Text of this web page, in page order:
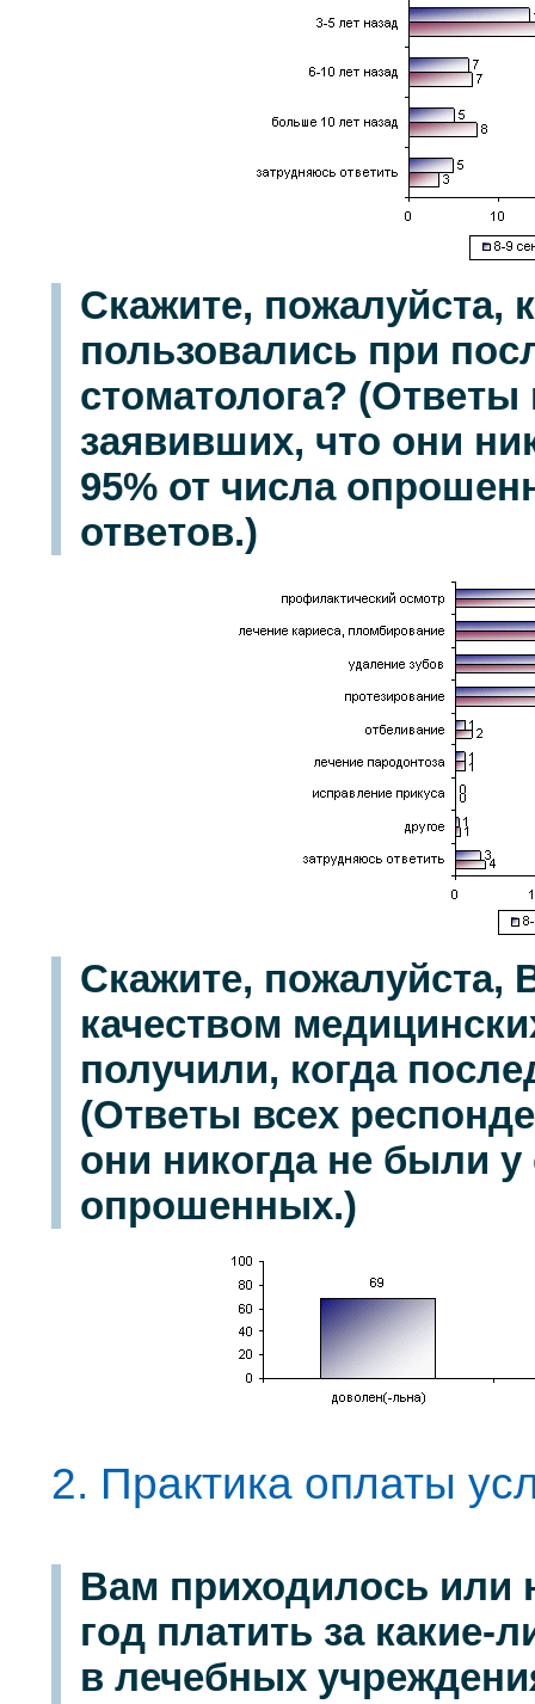
Скажите, пожалуйста,
пользовались при
стоматолога?
заявивших, что они
95% от числа
ответов.)
Скажите,
качеством
получили, когда
(Ответы всех
они никогда не были у
опрошенных.)
2. Практика оплаты
Вам приходилось или
год платить за какие-
в лечебных